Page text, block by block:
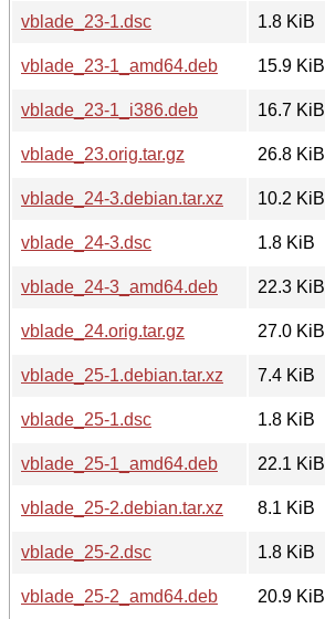
vblade_23-1.dsc
1.8 KiB
vblade_23-1_amd64.deb
15.9 KiB
vblade_23-1_i386.deb
16.7 KiB
vblade_23.orig.tar.gz
26.8 KiB
vblade_24-3.debian.tar.xz
10.2 KiB
vblade_24-3.dsc
1.8 KiB
vblade_24-3_amd64.deb
22.3 KiB
vblade_24.orig.tar.gz
27.0 KiB
vblade_25-1.debian.tar.xz
7.4 KiB
vblade_25-1.dsc
1.8 KiB
vblade_25-1_amd64.deb
22.1 KiB
vblade_25-2.debian.tar.xz
8.1 KiB
vblade_25-2.dsc
1.8 KiB
vblade_25-2_amd64.deb
20.9 KiB